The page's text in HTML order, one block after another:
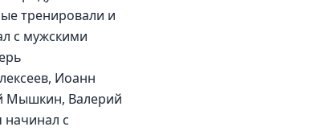
тренировали и
с мужскими
Иоанн
Мышкин, Валерий
начинал с